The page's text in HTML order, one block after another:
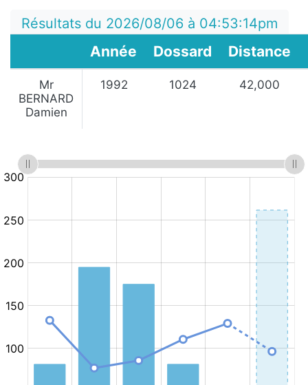
Résultats du 2026/08/06 à 04:53:14pm
Année Dossard Distance
Mr
BERNARD
Damien
1992 1024
42,000
Minutes
10.km/h